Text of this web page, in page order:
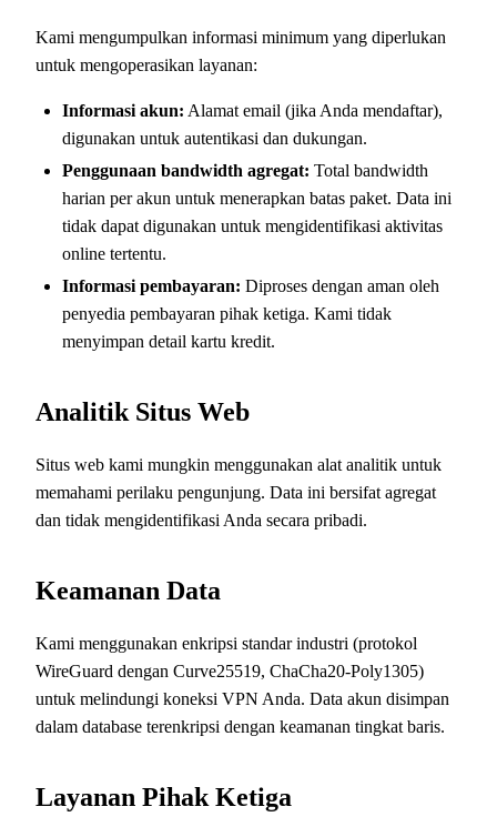
Kami mengumpulkan informasi minimum yang diperlukan
untuk mengoperasikan layanan:
Informasi akun: Alamat email (jika Anda mendaftar),
digunakan untuk autentikasi dan dukungan.
Penggunaan bandwidth agregat: Total bandwidth
harian per akun untuk menerapkan batas paket. Data ini
tidak dapat digunakan untuk mengidentifikasi aktivitas
online tertentu.
Informasi pembayaran: Diproses dengan aman oleh
penyedia pembayaran pihak ketiga. Kami tidak
menyimpan detail kartu kredit.
Analitik Situs Web
Situs web kami mungkin menggunakan alat analitik untuk
memahami perilaku pengunjung. Data ini bersifat agregat
dan tidak mengidentifikasi Anda secara pribadi.
Keamanan Data
Kami menggunakan enkripsi standar industri (protokol
WireGuard dengan Curve25519, ChaCha20-Poly1305)
untuk melindungi koneksi VPN Anda. Data akun disimpan
dalam database terenkripsi dengan keamanan tingkat baris.
Layanan Pihak Ketiga